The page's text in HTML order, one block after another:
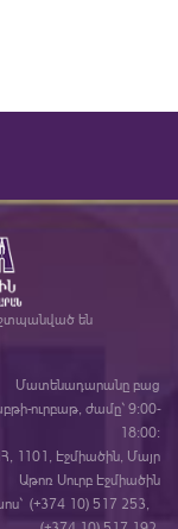
են
Մատենադարանը բաց
ուրբաթ, ժամը` 9:00-
18:00:
1101, Էջմիածին, Մայր
Աթոռ Սուրբ Էջմիածին
(+374 10) 517 253,